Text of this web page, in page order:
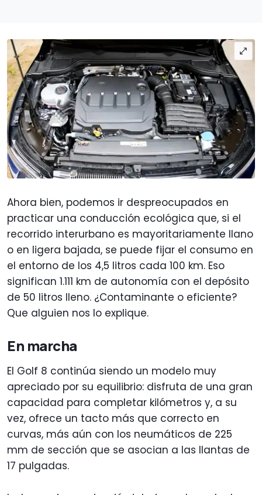
Ahora bien, podemos ir despreocupados en
practicar una conducción ecológica que, si el
recorrido interurbano es mayoritariamente llano
o en ligera bajada, se puede fijar el consumo en
el entorno de los 4,5 litros cada 100 km. Eso
significan 1.111 km de autonomía con el depósito
de 50 litros lleno. ¿Contaminante o eficiente?
Que alguien nos lo explique.
En marcha
El Golf 8 continúa siendo un modelo muy
apreciado por su equilibrio: disfruta de una gran
capacidad para completar kilómetros y, a su
vez, ofrece un tacto más que correcto en
curvas, más aún con los neumáticos de 225
mm de sección que se asocian a las llantas de
17 pulgadas.